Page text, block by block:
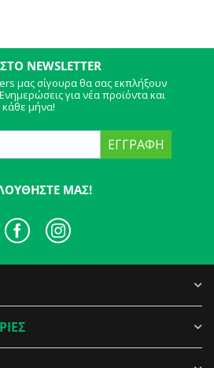
NEWSLETTER
μας σίγουρα θα σας εκπλήξουν
για νέα προϊόντα και
μήνα!
ΕΓΓΡΑΦΉ
ΜΑΣ!